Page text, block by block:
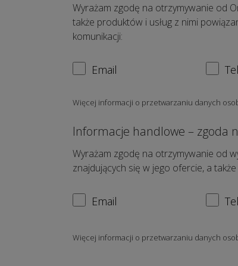
Wyrażam zgodę na otrzymywanie od
także produktów i usług z nimi
komunikacji:
Email
Więcej informacji o przetwarzaniu danych
Informacje handlowe – zgoda
Wyrażam zgodę na otrzymywanie od
znajdujących się w jego ofercie, a
Email
Więcej informacji o przetwarzaniu danych